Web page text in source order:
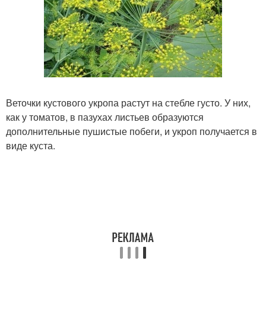
Веточки кустового укропа растут на стебле густо. У них,
как у томатов, в пазухах листьев образуются
дополнительные пушистые побеги, и укроп получается в
виде куста.